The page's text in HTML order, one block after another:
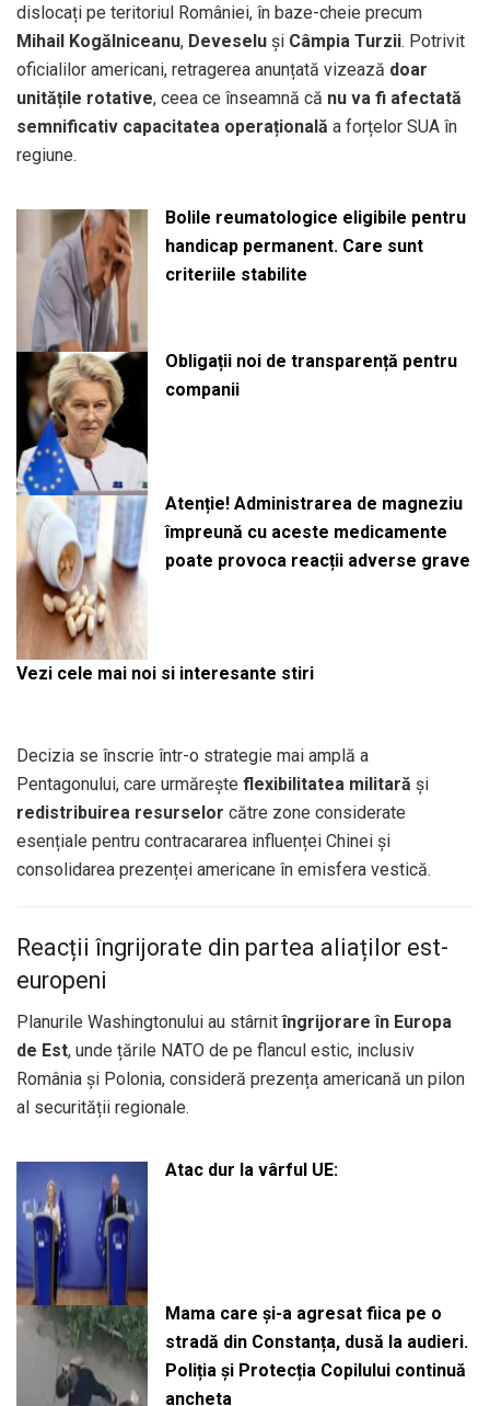
dislocați pe teritoriul României, în baze-cheie precum
Mihail Kogălniceanu, Deveselu și Câmpia Turzii. Potrivit
oficialilor americani, retragerea anunțată vizează doar
unitățile rotative, ceea ce înseamnă că nu va fi afectată
semnificativ capacitatea operațională a forțelor SUA în
regiune.
Bolile reumatologice eligibile pentru
handicap permanent. Care sunt
criteriile stabilite
Obligații noi de transparență pentru
companii
Atenție! Administrarea de magneziu
împreună cu aceste medicamente
poate provoca reacții adverse grave
Vezi cele mai noi si interesante stiri
Decizia se înscrie într-o strategie mai amplă a
Pentagonului, care urmărește flexibilitatea militară și
redistribuirea resurselor către zone considerate
esențiale pentru contracararea influenței Chinei și
consolidarea prezenței americane în emisfera vestică.
Reacții îngrijorate din partea aliaților est-
europeni
Planurile Washingtonului au stârnitîngrijorare în Europa
de Est, unde țările NATO de pe flancul estic, inclusiv
România și Polonia, consideră prezența americană un pilon
al securității regionale.
Atac dur la vârful UE:
Mama care și-a agresat fiica pe o
stradă din Constanța, dusă la audieri.
Poliția și Protecția Copilului continuă
ancheta